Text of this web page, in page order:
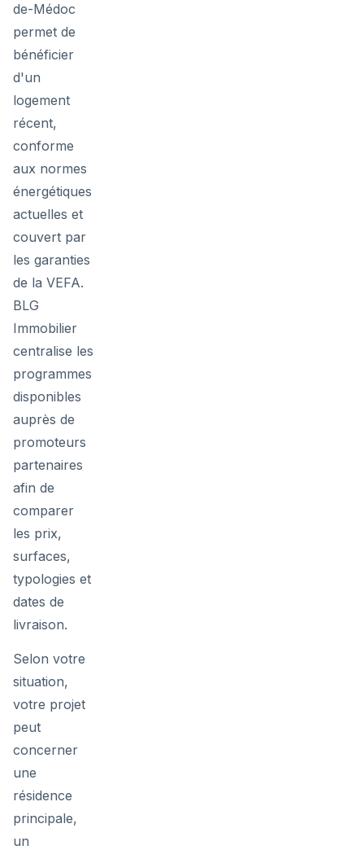
de-Médoc
permet de
bénéficier
d'un
logement
récent,
conforme
aux normes
énergétiques
actuelles et
couvert par
les garanties
de la VEFA.
BLG
Immobilier
centralise les
programmes
disponibles
auprès de
promoteurs
partenaires
afin de
comparer
les prix,
surfaces,
typologies et
dates de
livraison.
Selon votre
situation,
votre projet
peut
concerner
une
résidence
principale,
un